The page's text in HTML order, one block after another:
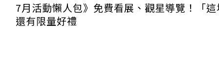
7月活動懶人包》免費看展、觀星導覽！「
還有限量好禮